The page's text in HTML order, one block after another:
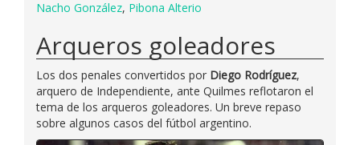
Nacho González, Pibona Alterio
Arqueros goleadores
Los dos penales convertidos por Diego Rodríguez,
arquero de Independiente, ante Quilmes reflotaron el
tema de los arqueros goleadores. Un breve repaso
sobre algunos casos del fútbol argentino.